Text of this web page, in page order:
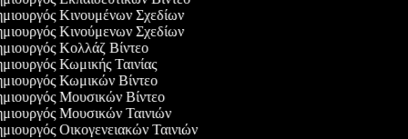
Κινουμένων Σχεδίων
Κινούμενων Σχεδίων
Κολλάζ Βίντεο
Κωμικής Ταινίας
Κωμικών Βίντεο
Μουσικών Βίντεο
Μουσικών Ταινιών
Οικογενειακών Ταινιών